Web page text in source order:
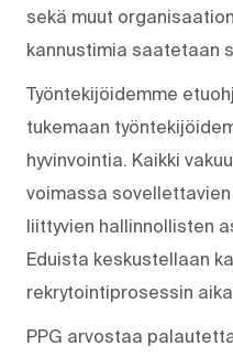
sekä muut
kannustimia saatetaan
Työntekijöidemme
tukemaan
hyvinvointia. Kaikki
voimassa
liittyvien hallinnollisten
Eduista keskustellaan
rekrytointiprosessin
PPG arvostaa